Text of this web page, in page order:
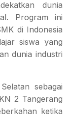
dunia
Program ini
di Indonesia
siswa yang
dunia industri
sebagai
2 Tangerang
ketika